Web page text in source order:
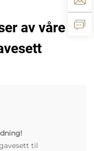
av våre
til